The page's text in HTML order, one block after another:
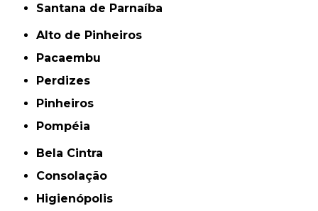
Santana de Parnaíba
Alto de Pinheiros
Pacaembu
Perdizes
Pinheiros
Pompéia
Bela Cintra
Consolação
Higienópolis